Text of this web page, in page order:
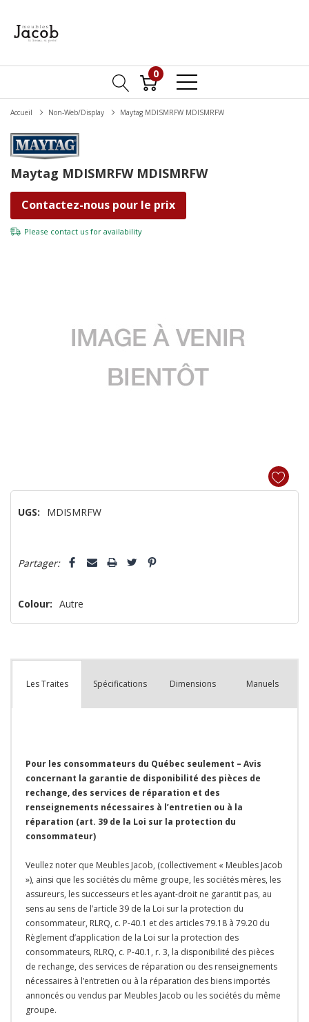
0
Accueil Non-Web/Display Maytag MDISMRFW MDISMRFW
Maytag MDISMRFW MDISMRFW
Contactez-nous pour le prix
Please contact us for availability
UGS: MDISMRFW
vous!
n’en
reste
que
Partager:
Colour: Autre
Les Traites Spécifications Dimensions Manuels
Pour les consommateurs du Québec seulement – Avis
concernant la garantie de disponibilité des pièces de
rechange, des services de réparation et des
renseignements nécessaires à l’entretien ou à la
réparation (art. 39 de la Loi sur la protection du
consommateur)
Veullez noter que Meubles Jacob, (collectivement « Meubles Jacob
»), ainsi que les sociétés du même groupe, les sociétés mères, les
assureurs, les successeurs et les ayant-droit ne garantit pas, au
sens au sens de l’article 39 de la Loi sur la protection du
consommateur, RLRQ, c. P-40.1 et des articles 79.18 à 79.20 du
Règlement d’application de la Loi sur la protection des
consommateurs, RLRQ, c. P-40.1, r. 3, la disponibilité des pièces
de rechange, des services de réparation ou des renseignements
nécessaires à l’entretien ou à la réparation des biens importés
annoncés ou vendus par Meubles Jacob ou les sociétés du même
groupe.